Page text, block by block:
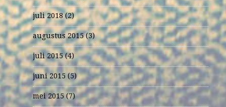
juli 2018(2)
augustus 2015(3)
juli 2015(4)
juni 2015 (5)
mei 2015(7)